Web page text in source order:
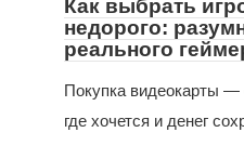
Как выбрать
недорого:
реального
Покупка видеокарты —
где хочется и денег